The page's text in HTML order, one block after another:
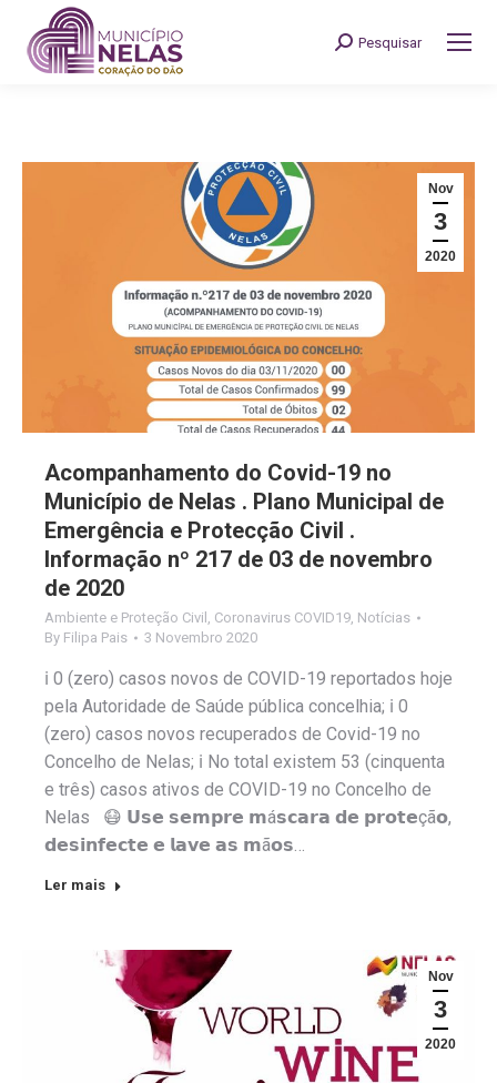
Search:
Pesquisar
Nov
3
2020
Acompanhamento do Covid-19 no
Município de Nelas . Plano Municipal de
Emergência e Protecção Civil .
Informação nº 217 de 03 de novembro
de 2020
Ambiente e Proteção Civil , Coronavirus COVID19, Notícias
By Filipa Pais 3 Novembro 2020
ℹ️ 0 (zero) casos novos de COVID-19 reportados hoje
pela Autoridade de Saúde pública concelhia; ℹ️ 0
(zero) casos novos recuperados de Covid-19 no
Concelho de Nelas; ℹ️ No total existem 53 (cinquenta
e três) casos ativos de COVID-19 no Concelho de
Nelas 😷 𝗨𝘀𝗲 𝘀𝗲𝗺𝗽𝗿𝗲 𝗺á𝘀𝗰𝗮𝗿𝗮 𝗱𝗲 𝗽𝗿𝗼𝘁𝗲çã𝗼,
𝗱𝗲𝘀𝗶𝗻𝗳𝗲𝗰𝘁𝗲 𝗲 𝗹𝗮𝘃𝗲 𝗮𝘀 𝗺ã𝗼𝘀…
Ler mais
Nov
3
2020